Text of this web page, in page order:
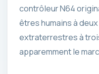
contrôleur N64
êtres humains à
extraterrestres à
apparemment le